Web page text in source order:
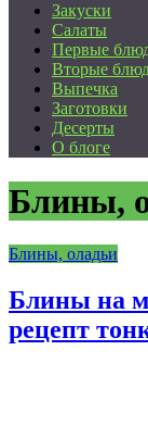
Закуски
Салаты
Первые
Вторые
Выпечка
Заготовки
Десерты
О блоге
Блины,
Блины, оладьи
Блины на
рецепт